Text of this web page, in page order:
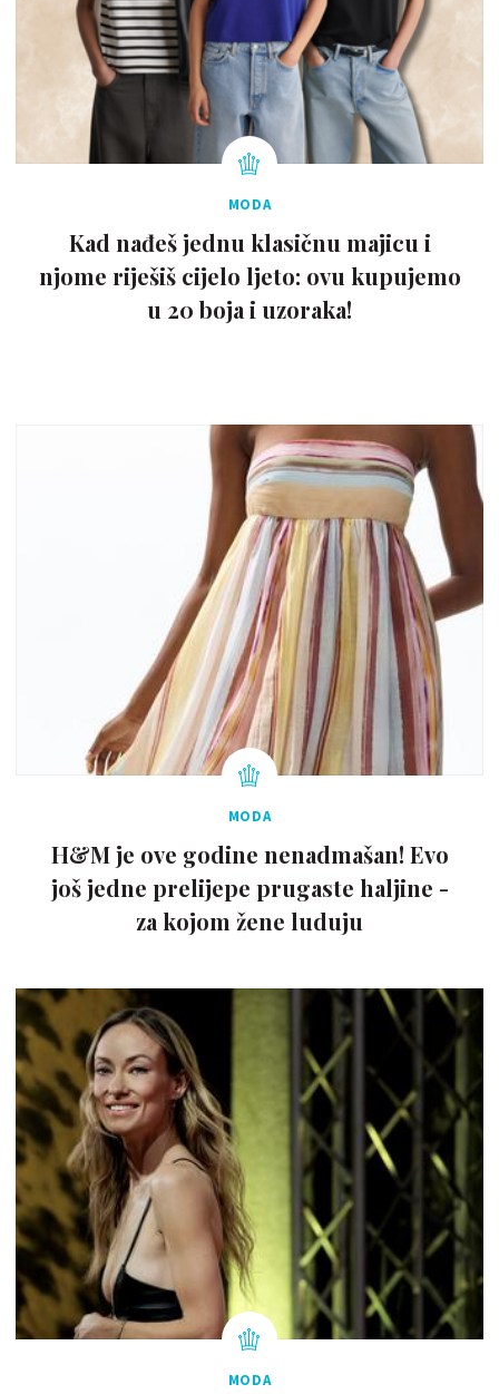
MODA
Kad nađeš jednu klasičnu majicu i
njome riješiš cijelo ljeto: ovu kupujemo
u 20 boja i uzoraka!
MODA
H&M je ove godine nenadmašan! Evo
još jedne prelijepe prugaste haljine -
za kojom žene luduju
MODA